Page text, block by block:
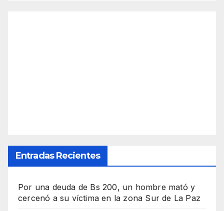
Entradas Recientes
Por una deuda de Bs 200, un hombre mató y
cercenó a su víctima en la zona Sur de La Paz